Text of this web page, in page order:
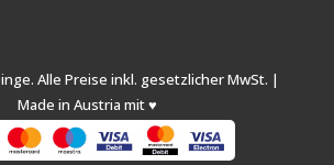
Alle Preise inkl. gesetzlicher MwSt. |
Made in Austria mit ♥